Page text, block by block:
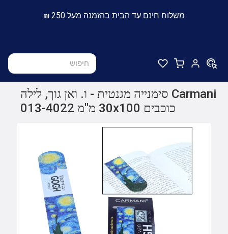
משלוח חינם עד הבית בהזמנה מעל 250 ₪
Carmani סימנייה מגנטית - ו. ואן גוך, לילה
כוכבים 30x100 מ"מ 013-4022